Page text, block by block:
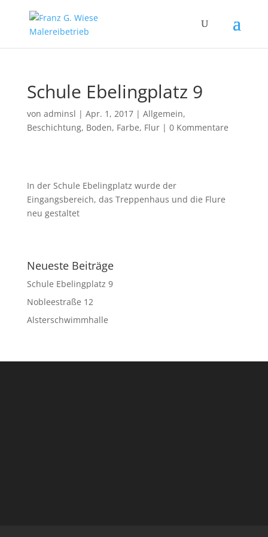
Schule Ebelingplatz 9
von adminsl | Apr. 1, 2017| Allgemein,
Beschichtung, Boden, Farbe, Flur| 0 Kommentare
In der Schule Ebelingplatz wurde der
Eingangsbereich, das Treppenhaus und die Flure
neu gestaltet
Neueste Beiträge
Schule Ebelingplatz 9
Nobleestraße 12
Alsterschwimmhalle